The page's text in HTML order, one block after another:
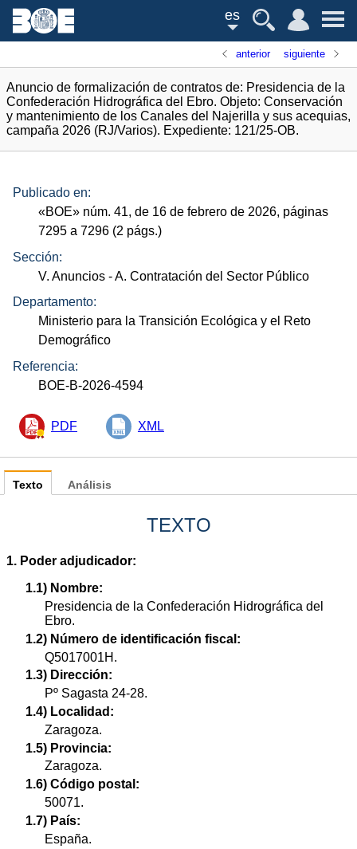
es
anterior siguiente
Anuncio de formalización de contratos de: Presidencia de la
Confederación Hidrográfica del Ebro. Objeto: Conservación
y mantenimiento de los Canales del Najerilla y sus acequias,
campaña 2026 (RJ/Varios). Expediente: 121/25-OB.
Publicado en:
«BOE» núm. 41, de 16 de febrero de 2026, páginas
7295 a 7296 (2 págs.)
Sección:
V. Anuncios - A. Contratación del Sector Público
Departamento:
Ministerio para la Transición Ecológica y el Reto
Demográfico
Referencia:
BOE-B-2026-4594
PDF XML
Texto
TEXTO
1. Poder adjudicador:
1.1) Nombre:
Presidencia de la Confederación Hidrográfica del
Ebro.
1.2) Número de identificación fiscal:
Q5017001H.
1.3) Dirección:
Pº Sagasta 24-28.
1.4) Localidad:
Zaragoza.
1.5) Provincia:
Zaragoza.
1.6) Código postal:
50071.
1.7) País:
España.
Análisis